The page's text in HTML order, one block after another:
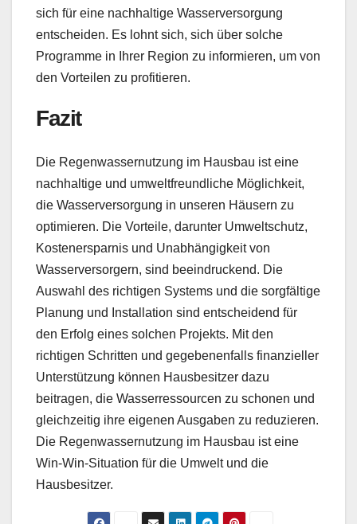
sich für eine nachhaltige Wasserversorgung
entscheiden. Es lohnt sich, sich über solche
Programme in Ihrer Region zu informieren, um von
den Vorteilen zu profitieren.
Fazit
Die Regenwassernutzung im Hausbau ist eine
nachhaltige und umweltfreundliche Möglichkeit,
die Wasserversorgung in unseren Häusern zu
optimieren. Die Vorteile, darunter Umweltschutz,
Kostenersparnis und Unabhängigkeit von
Wasserversorgern, sind beeindruckend. Die
Auswahl des richtigen Systems und die sorgfältige
Planung und Installation sind entscheidend für
den Erfolg eines solchen Projekts. Mit den
richtigen Schritten und gegebenenfalls finanzieller
Unterstützung können Hausbesitzer dazu
beitragen, die Wasserressourcen zu schonen und
gleichzeitig ihre eigenen Ausgaben zu reduzieren.
Die Regenwassernutzung im Hausbau ist eine
Win-Win-Situation für die Umwelt und die
Hausbesitzer.